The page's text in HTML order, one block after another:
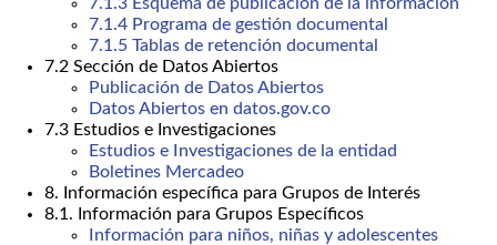
7.1.4 Programa de gestión documental
7.1.5 Tablas de retención documental
7.2 Sección de Datos Abiertos
Publicación de Datos Abiertos
Datos Abiertos en datos.gov.co
7.3 Estudios e Investigaciones
Estudios e Investigaciones de la entidad
Boletines Mercadeo
8. Información específica para Grupos de Interés
8.1. Información para Grupos Específicos
Información para niños, niñas y adolescentes